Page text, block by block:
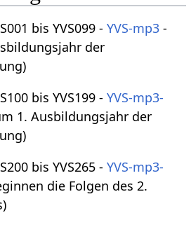
bis YVS099 -YVS-mp3 -
der
bis YVS199 -YVS-mp3-
1. Ausbildungsjahr der
bis YVS265 -YVS-mp3-
die Folgen des 2.